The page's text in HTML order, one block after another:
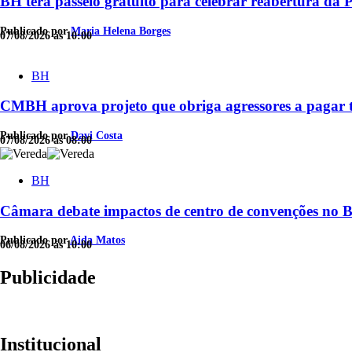
Publicado porMaria Helena Borges
07/08/2026 às 10:00
BH
CMBH aprova projeto que obriga agressores a pagar
Publicado porDavi Costa
07/08/2026 às 08:00
BH
Câmara debate impactos de centro de convenções no
Publicado porAida Matos
06/08/2026 às 10:00
Publicidade
Institucional